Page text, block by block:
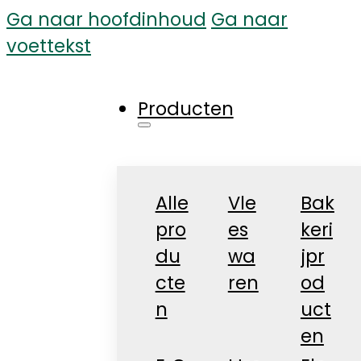
Ga naar hoofdinhoud Ga naar
voettekst
Producten
Alle
pro
du
cte
n
Vle
es
wa
ren
Bak
keri
jpr
od
uct
en